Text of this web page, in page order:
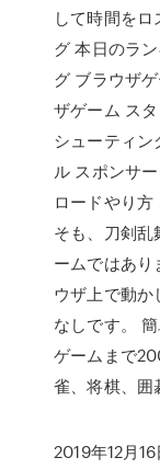
して時間を
グ 本日のラ
グ ブラウザ
ザゲーム ス
シューティン
ル スポンサ
ロードやり
そも、刀剣乱
ームではあり
ウザ上で動か
なしです。
ゲームまで
雀、将棋、囲
2019年12月